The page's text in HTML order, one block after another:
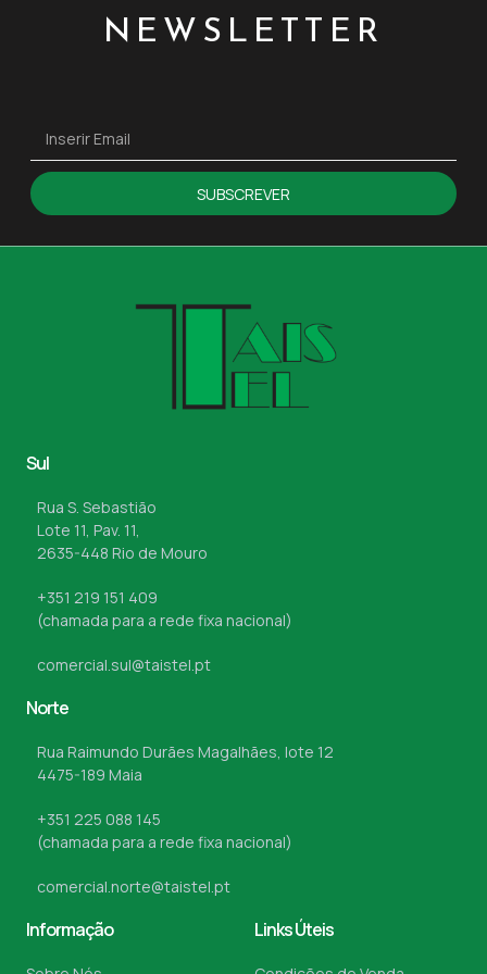
NEWSLETTER
SUBSCREVER
Sul
Rua S. Sebastião
Lote 11, Pav. 11,
2635-448 Rio de Mouro
+351 219 151 409
(chamada para a rede fixa nacional)
comercial.sul@taistel.pt
Norte
Rua Raimundo Durães Magalhães, lote 12
4475-189 Maia
+351 225 088 145
(chamada para a rede fixa nacional)
comercial.norte@taistel.pt
Informação Links Úteis